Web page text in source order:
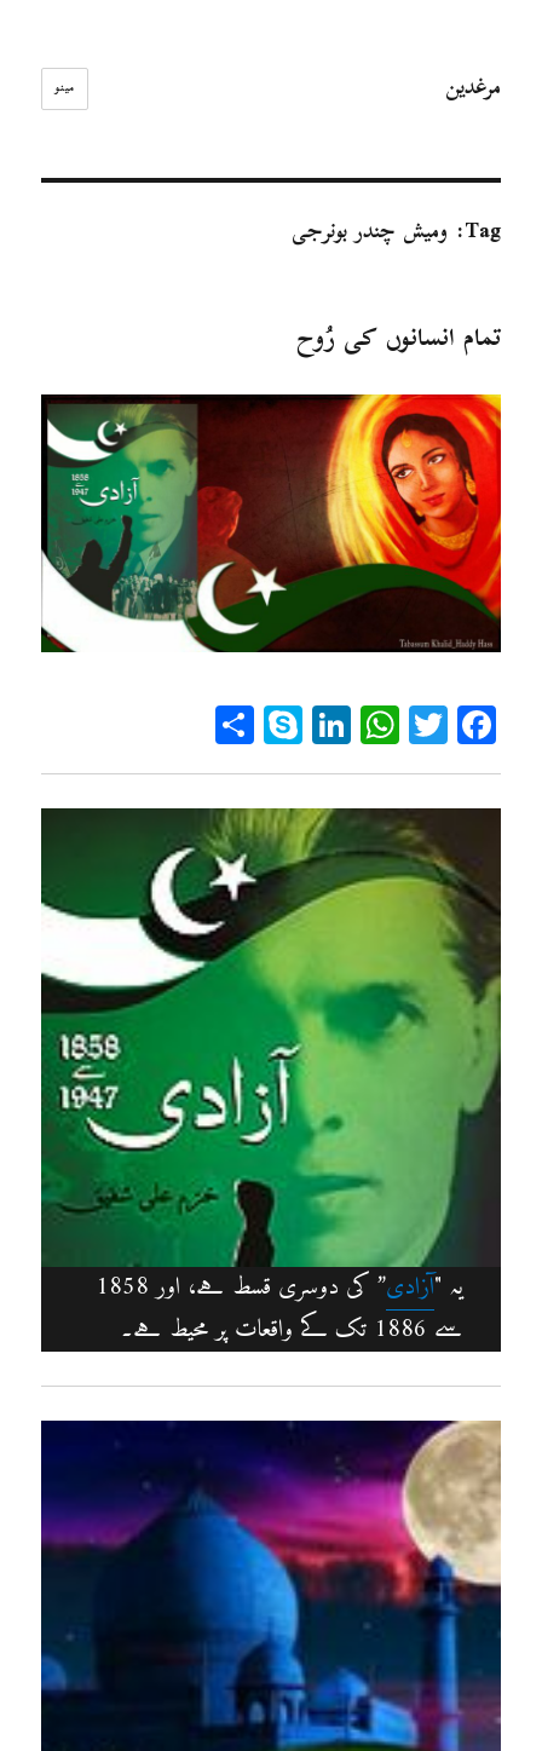
مرغدین مینو
Tag: ومیش چندر بونرجی
تمام انسانوں کی رُوح
Fa
ce
bo
ok
T
wi
tt
er
W
ha
ts
A
pp
Li
n
ke
dI
n
Sk
yp
e
ar
e
یہ "آزادی
” کی دوسری قسط ہے، اور 1858
سے 1886 تک کے واقعات پر محیط ہے۔